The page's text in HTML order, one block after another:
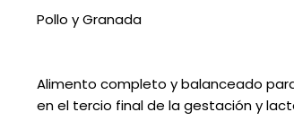
Pollo y Granada
Alimento completo y balanceado
en el tercio final de la gestación y